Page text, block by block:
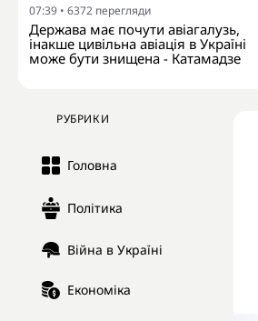
07:39 • 6372 перегляди
Держава має почути авіагалузь,
інакше цивільна авіація в Україні
може бути знищена - Катамадзе
РУБРИКИ
Головна
Політика
Війна в Україні
Економіка